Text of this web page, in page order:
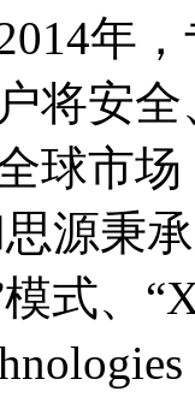
年
将安
球市
源秉
模式、